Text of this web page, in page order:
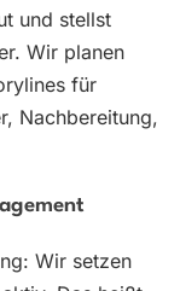
und stellst
Wir planen
für
Nachbereitung,
Wir setzen